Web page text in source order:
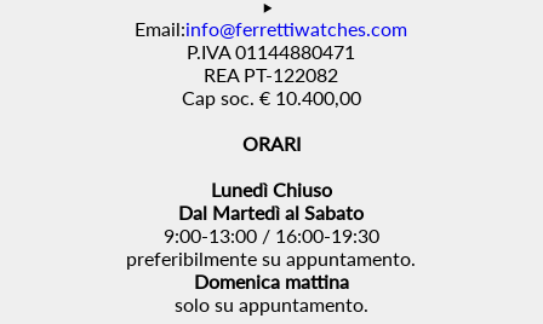
Email:info@ferrettiwatches.com
P.IVA 01144880471
REA PT-122082
Cap soc. € 10.400,00
ORARI
Lunedì Chiuso
Dal Martedì al Sabato
9:00-13:00 / 16:00-19:30
preferibilmente su appuntamento.
Domenica mattina
solo su appuntamento.